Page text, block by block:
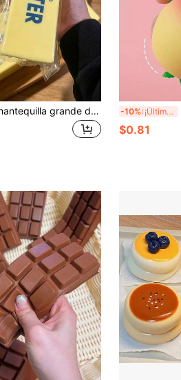
Barra de mantequilla grande de 25cm/14cm, textura suave y cálida, ayuda a aliviar el estrés, adecuada para regalos de vacaciones, regalos divertidos y lindos, juegos de fiesta, despedida de soltera, suministros para despedida de soltera, juegos de fiesta, juguete de apretar de dumpling, regalos de cumpleaños, regalos de Pascua, regalos de Halloween, regalos de Navidad, recuerdos de fiesta, juguetes de apretar, juguetes de apretar, juguetes de alivio de estrés, temporada de regreso a la escuela, decoración del hogar, suministros para el hogar, artículos esenciales para la familia, regalos para mujeres, regalos para hombres, regalos para madres, regalos para padres, regalos para abuelos, regalos para abuelas, estético -10% ¡Últimos 3 días
$0.81